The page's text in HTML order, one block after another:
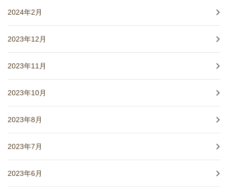
2024年2月
2023年12月
2023年11月
2023年10月
2023年8月
2023年7月
2023年6月